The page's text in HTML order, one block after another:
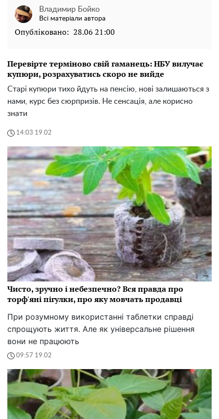
Владимир Бойко
Всі матеріали автора
Опубліковано: 28.06 21:00
Перевірте терміново свій гаманець: НБУ вилучає
купюри, розрахуватись скоро не вийде
Старі купюри тихо йдуть на пенсію, нові залишаються з
нами, курс без сюрпризів. Не сенсація, але корисно
знати
14:03 19.02
Чисто, зручно і небезпечно? Вся правда про
торф'яні пігулки, про яку мовчать продавці
При розумному використанні таблетки справді
спрощують життя. Але як універсальне рішення
вони не працюють
09:57 19.02